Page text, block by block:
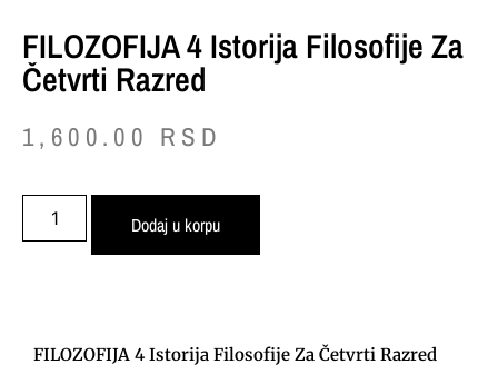
FILOZOFIJA 4 Istorija Filosofije Za
Četvrti Razred
1,600.00 RSD
Dodaj u korpu
FILOZOFIJA 4 Istorija Filosofije Za Četvrti Razred